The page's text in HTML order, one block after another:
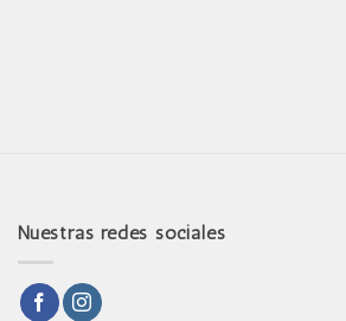
Nuestras redes sociales